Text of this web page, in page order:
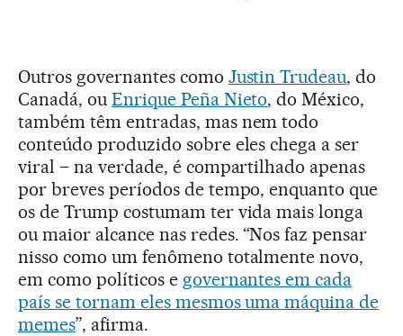
Outros governantes como Justin Trudeau, do
Canadá, ou Enrique Peña Nieto, do México,
também têm entradas, mas nem todo
conteúdo produzido sobre eles chega a ser
viral – na verdade, é compartilhado apenas
por breves períodos de tempo, enquanto que
os de Trump costumam ter vida mais longa
ou maior alcance nas redes. “Nos faz pensar
nisso como um fenômeno totalmente novo,
em como políticos e governantes em cada
país se tornam eles mesmos uma máquina de
memes”, afirma.